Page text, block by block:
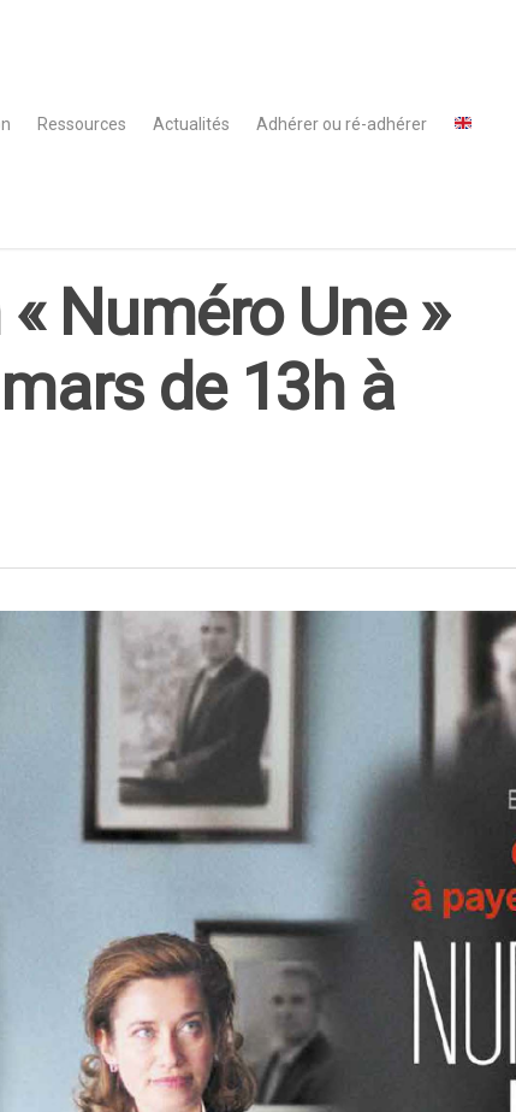
Ressources Actualités Adhérer ou ré-adhérer
Numéro Une »
de 13h à